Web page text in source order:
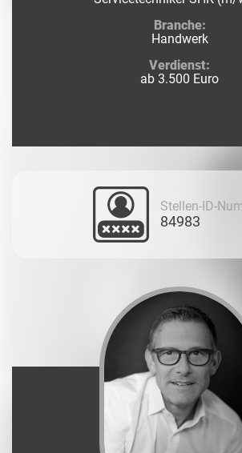
Branche:
Handwerk
Verdienst:
ab 3.500 Euro
Stellen-ID-
84983